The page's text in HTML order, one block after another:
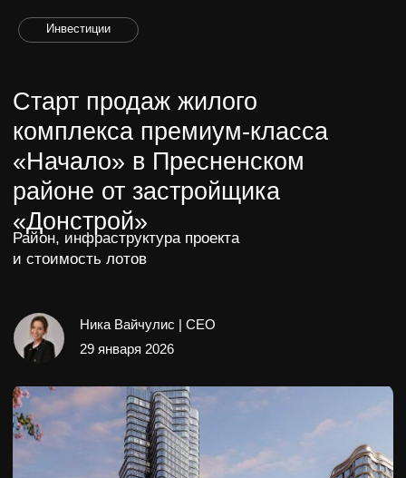
Старт продаж жилого
комплекса премиум-класса
«Донстрой»
29 января 2026
Ника Вайчулис | CEO
Район, инфраструктура проекта
и стоимость лотов